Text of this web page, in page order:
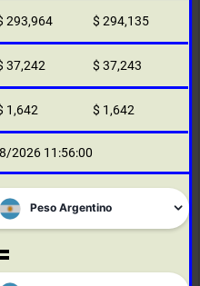
293,964 $ 294,135
37,242 $ 37,243
1,642 $ 1,642
2026 11:56:00